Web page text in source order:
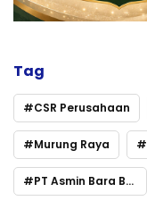
Tag
CSR Perusahaan
Murung Raya
PT Asmin Bara Bronang